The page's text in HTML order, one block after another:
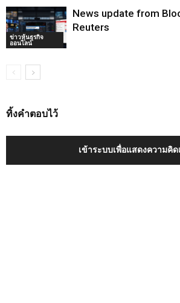
ข่าวหุ้นธุรกิจ
ออนไลน์
News update from
Reuters
ทิ้งคำตอบไว้
เข้าระบบเพื่อแสดงความคิด